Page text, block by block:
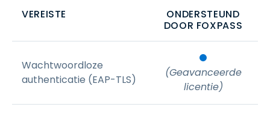
VEREISTE
ONDERSTEUND
DOOR FOXPASS
Wachtwoordloze
authenticatie (EAP-TLS)
(Geavanceerde
licentie)